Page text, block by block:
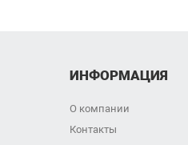
ИНФОРМАЦИЯ
О компании
Контакты